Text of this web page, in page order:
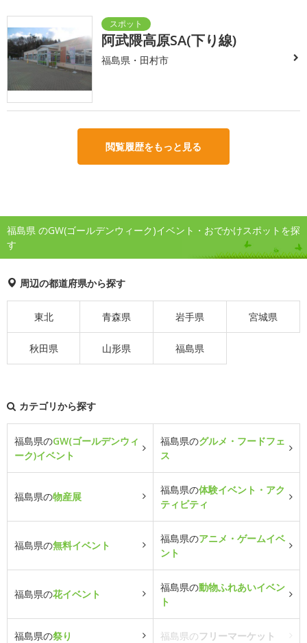
阿武隈高原SA(下り線)
福島県・田村市
閲覧履歴をもっと見る
福島県 のGW(ゴールデンウィーク)イベント・おでかけスポットを探
す
周辺の都道府県から探す
東北 青森県 岩手県 宮城県
秋田県 山形県 福島県
カテゴリから探す
福島県のGW(ゴールデンウィ
ーク)イベント
福島県のグルメ・フードフェ
ス
福島県の物産展
福島県の体験イベント・アク
ティビティ
福島県の無料イベント
福島県のアニメ・ゲームイベ
ント
福島県の花イベント
福島県の動物ふれあいイベン
ト
福島県の祭り 福島県のフリーマーケット